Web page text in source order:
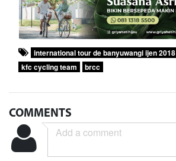
international tour de banyuwangi ijen 2018
kfc cycling team
brcc
COMMENTS